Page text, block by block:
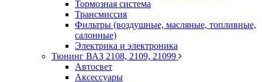
Тормозная система
Трансмиссия
Фильтры (воздушные, масляные, топливные,
салонные)
Электрика и электроника
Тюнинг ВАЗ 2108, 2109, 21099
Автосвет
Аксессуары